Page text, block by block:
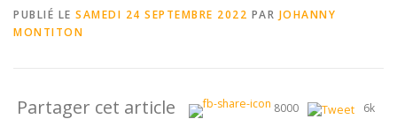
PUBLIÉ LE SAMEDI 24 SEPTEMBRE 2022 PAR JOHANNY
MONTITON
Partager cet article 8000 6k